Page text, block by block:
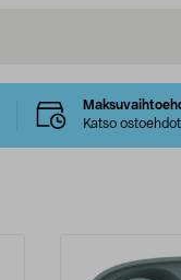
Katso ostoehdot